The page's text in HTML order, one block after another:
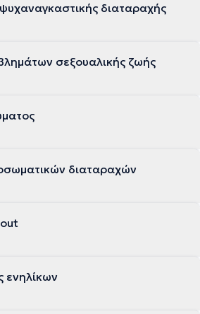
διαταραχής
σεξουαλικής ζωής
διαταραχών
ενηλίκων